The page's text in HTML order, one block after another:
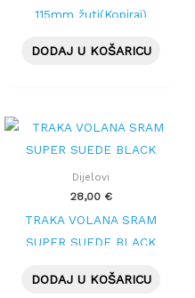
115mm žuti(Kopiraj)
DODAJ U KOŠARICU
Dijelovi
28,00 €
TRAKA VOLANA SRAM
SUPER SUEDE BLACK
DODAJ U KOŠARICU